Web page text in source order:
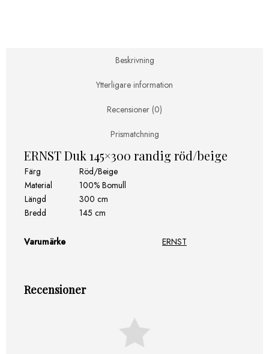
Beskrivning
Ytterligare information
Recensioner (0)
Prismatchning
ERNST Duk 145×300 randig röd/beige
Färg
Röd/Beige
Material
100% Bomull
Längd
300 cm
Bredd
145 cm
Varumärke ERNST
Recensioner